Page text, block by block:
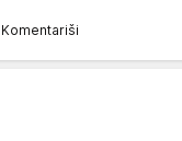
Komentariši